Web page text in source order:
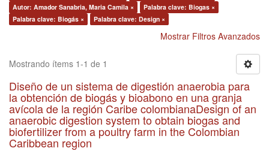
Autor: Amador Sanabria, Maria Camila ×
Palabra clave: Biogas ×
Palabra clave: Biogás ×
Palabra clave: Design ×
Mostrar Filtros Avanzados
Mostrando ítems 1-1 de 1
Diseño de un sistema de digestión anaerobia para
la obtención de biogás y bioabono en una granja
avícola de la región Caribe colombianaDesign of an
anaerobic digestion system to obtain biogas and
biofertilizer from a poultry farm in the Colombian
Caribbean region